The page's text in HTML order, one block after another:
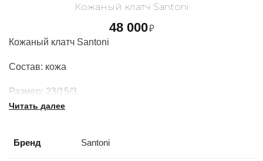
Кожаный клатч Santoni
48 000₽
Кожаный клатч Santoni
Состав: кожа
Размер: 23/15/3
Читать далее
Бренд Santoni